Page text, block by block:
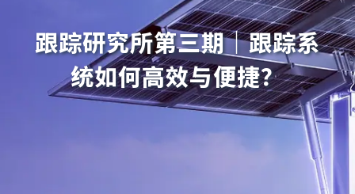
跟踪研究所第三期｜跟踪系
统如何高效与便捷？